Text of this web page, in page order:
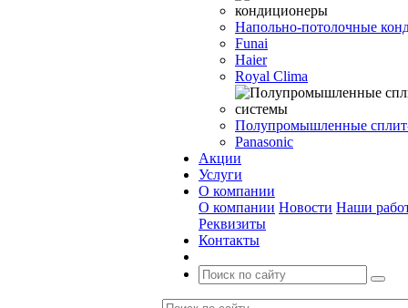
Напольно-потолочные
Funai
Haier
Royal Clima
Полупромышленные
Panasonic
Акции
Услуги
О компании
О компании Новости Наши
Реквизиты
Контакты